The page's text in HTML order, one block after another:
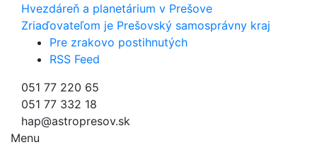
Hvezdáreň a planetárium v Prešove
Zriaďovateľom je Prešovský samosprávny kraj
Pre zrakovo postihnutých
RSS Feed
051 77 220 65
051 77 332 18
hap@astropresov.sk
Menu